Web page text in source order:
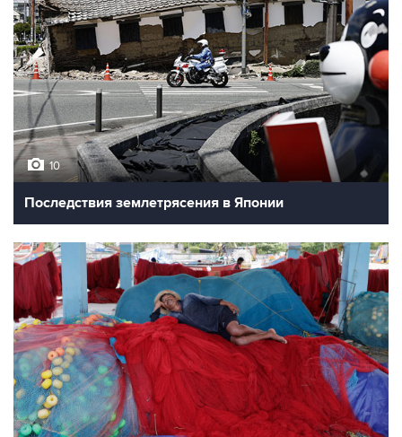
10
Последствия землетрясения в Японии